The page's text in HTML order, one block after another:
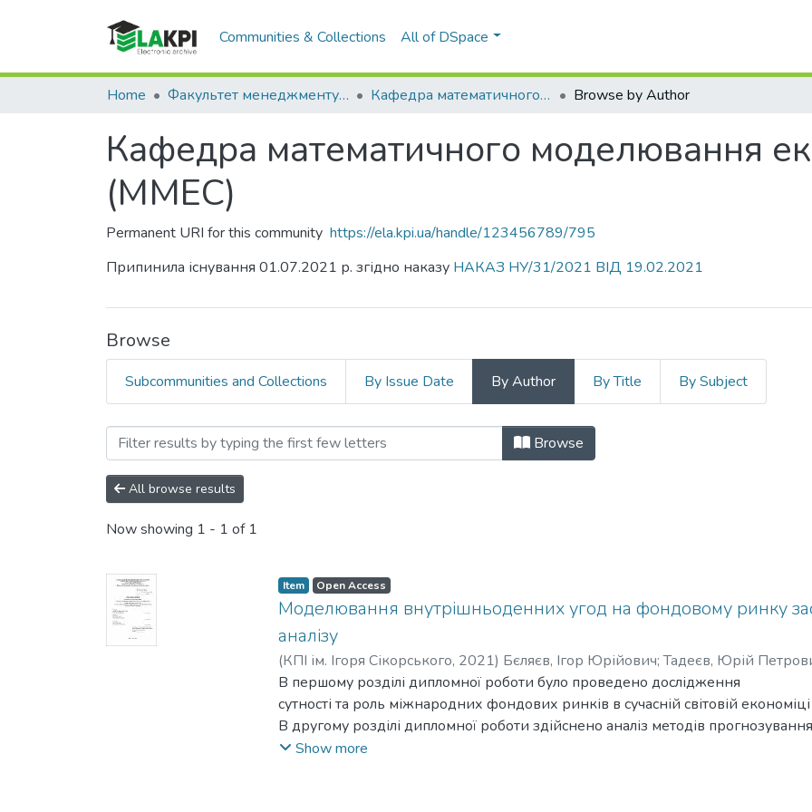
Communities & Collections All of DSpace
Home Факультет менеджменту та маркетингу (ФММ) Кафедра математичного моделювання економічних систем (ММЕС) Browse by Author
Кафедра математичного моделювання
(ММЕС)
Permanent URI for this community https://ela.kpi.ua/handle/123456789/795
Припинила існування 01.07.2021 р. згідно наказу НАКАЗ НУ/31/2021 ВІД 19.02.2021
Browse
Subcommunities and Collections By Issue Date By Author By Title By Subject
Browsing Кафедра математичного моделювання
Browse
All browse results
Now showing 1 - 1 of 1
Item Open Access
Моделювання внутрішньоденних угод на фондовому ринку
аналізу
(КПІ ім. Ігоря Сікорського, 2021) Бєляєв, Ігор Юрійович;Тадеєв, Юрій
В першому розділі дипломної роботи було проведено дослідження
сутності та роль міжнародних фондових ринків в сучасній світовій економіці
В другому розділі дипломної роботи здійснено аналіз методів прогнозування
фінансових інструментів. Розглянуто теорію хвиль Елліота з її перевагами та
Show more